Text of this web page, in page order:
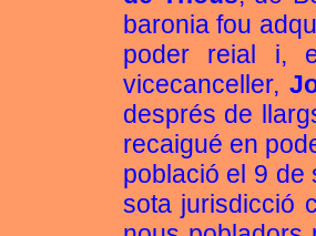
baronia fou
poder reial i,
vicecanceller,
després de
recaigué en
població el 9
sota jurisdicció